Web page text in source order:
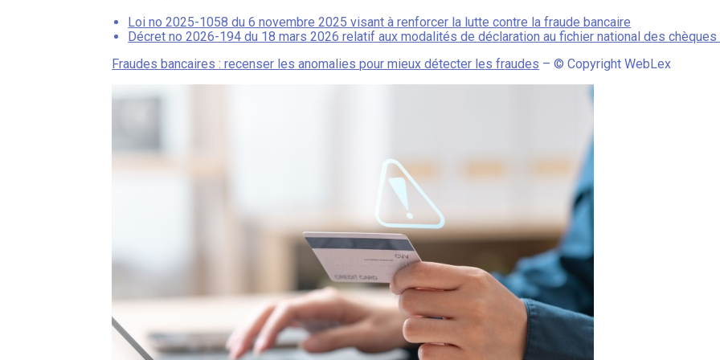
Loi no 2025-1058 du 6 novembre 2025 visant à renforcer la lutte contre la fraude bancaire
Décret no 2026-194 du 18 mars 2026 relatif aux modalités de déclaration au fichier national des
Fraudes bancaires : recenser les anomalies pour mieux détecter les fraudes – © Copyright WebLex